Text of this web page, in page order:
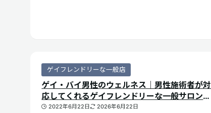
ゲイフレンドリーな一般店
ゲイ・バイ男性のウェルネス｜男性施術者が対
応してくれるゲイフレンドリーな一般サロンを
ご紹介
2022年6月22日 2026年6月22日